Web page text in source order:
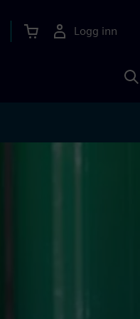
Logg inn